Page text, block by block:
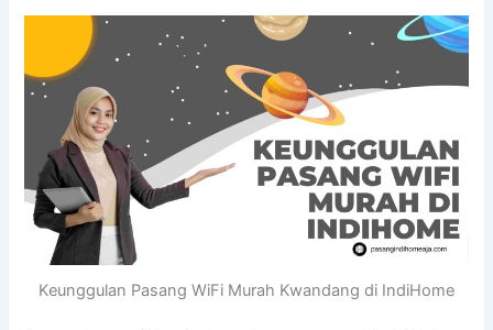
Keunggulan Pasang WiFi Murah Kwandang di IndiHome